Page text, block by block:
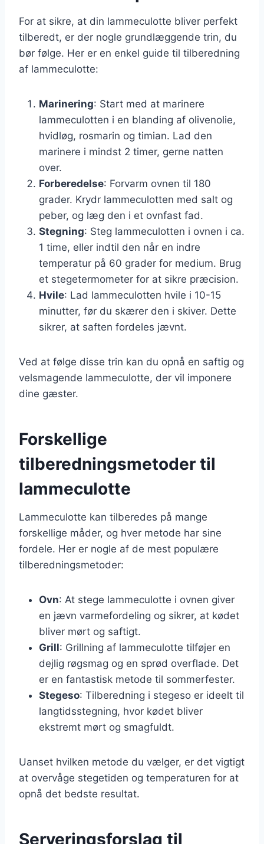
For at sikre, at din lammeculotte bliver perfekt
tilberedt, er der nogle grundlæggende trin, du
bør følge. Her er en enkel guide til tilberedning
af lammeculotte:
Marinering: Start med at marinere
lammeculotten i en blanding af olivenolie,
hvidløg, rosmarin og timian. Lad den
marinere i mindst 2 timer, gerne natten
over.
Forberedelse: Forvarm ovnen til 180
grader. Krydr lammeculotten med salt og
peber, og læg den i et ovnfast fad.
Stegning: Steg lammeculotten i ovnen i ca.
1 time, eller indtil den når en indre
temperatur på 60 grader for medium. Brug
et stegetermometer for at sikre præcision.
Hvile: Lad lammeculotten hvile i 10-15
minutter, før du skærer den i skiver. Dette
sikrer, at saften fordeles jævnt.
Ved at følge disse trin kan du opnå en saftig og
velsmagende lammeculotte, der vil imponere
dine gæster.
Forskellige
tilberedningsmetoder til
lammeculotte
Lammeculotte kan tilberedes på mange
forskellige måder, og hver metode har sine
fordele. Her er nogle af de mest populære
tilberedningsmetoder:
Ovn: At stege lammeculotte i ovnen giver
en jævn varmefordeling og sikrer, at kødet
bliver mørt og saftigt.
Grill: Grillning af lammeculotte tilføjer en
dejlig røgsmag og en sprød overflade. Det
er en fantastisk metode til sommerfester.
Stegeso: Tilberedning i stegeso er ideelt til
langtidsstegning, hvor kødet bliver
ekstremt mørt og smagfuldt.
Uanset hvilken metode du vælger, er det vigtigt
at overvåge stegetiden og temperaturen for at
opnå det bedste resultat.
Serveringsforslag til